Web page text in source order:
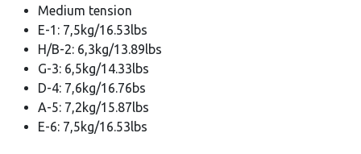
Medium tension
E-1: 7,5kg/16.53lbs
H/B-2: 6,3kg/13.89lbs
G-3: 6,5kg/14.33lbs
D-4: 7,6kg/16.76bs
A-5: 7,2kg/15.87lbs
E-6: 7,5kg/16.53lbs